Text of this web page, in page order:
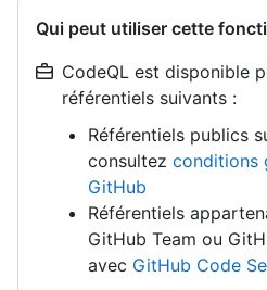
Qui peut utiliser cette
CodeQL est disponible
référentiels suivants :
Référentiels publics
consultez conditions
GitHub
Référentiels
GitHub Team ou
avec GitHub Code